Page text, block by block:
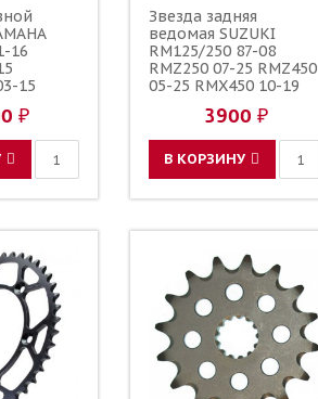
16
15
08
₽
Звезда задняя
ведомая SUZUKI
RM125/250 87-08
RMZ250 07-25 RMZ450
05-25 RMX450 10-19
48 JTR808 123U-520-48
3900 ₽
В КОРЗИНУ